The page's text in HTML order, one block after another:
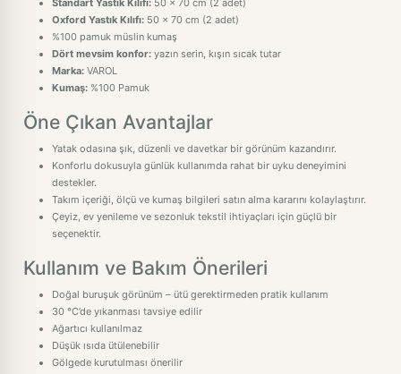
Standart Yastık Kılıfı: 50 x 70 cm (2 adet)
Oxford Yastık Kılıfı: 50 x 70 cm (2 adet)
%100 pamuk müslin kumaş
Dört mevsim konfor: yazın serin, kışın sıcak tutar
Marka: VAROL
Kumaş: %100 Pamuk
Öne Çıkan Avantajlar
Yatak odasına şık, düzenli ve davetkar bir görünüm kazandırır.
Konforlu dokusuyla günlük kullanımda rahat bir uyku deneyimini
destekler.
Takım içeriği, ölçü ve kumaş bilgileri satın alma kararını kolaylaştırır.
Çeyiz, ev yenileme ve sezonluk tekstil ihtiyaçları için güçlü bir
seçenektir.
Kullanım ve Bakım Önerileri
Doğal buruşuk görünüm – ütü gerektirmeden pratik kullanım
30 °C’de yıkanması tavsiye edilir
Ağartıcı kullanılmaz
Düşük ısıda ütülenebilir
Gölgede kurutulması önerilir